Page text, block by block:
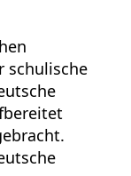
schulische